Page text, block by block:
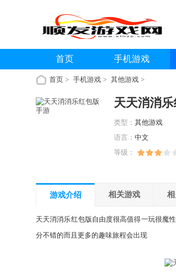
首页 手机游戏
首页 > 手机游戏 > 其他游戏 >
天天消消
类型： 其他游戏
语言： 中文
等级：
游戏介绍 相关游戏
天天消消乐红包版自由度很高值得一玩很魔
分不错的而且更多的趣味旅程会出现